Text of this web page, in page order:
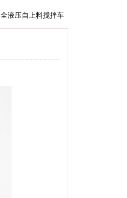
全液压自上料搅拌车